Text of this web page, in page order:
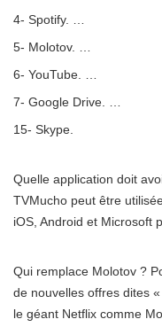
4- Spotify. …
5- Molotov. …
6- YouTube. …
7- Google Drive. …
15- Skype.
Quelle application doit
TVMucho peut être
iOS, Android et Microsoft
Qui remplace Molotov ?
de nouvelles offres dites
le géant Netflix comme